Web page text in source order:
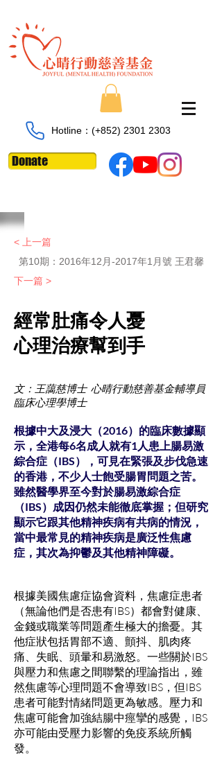
Hotline：​​(+852) 2301 2303
Donate
< 上一篇
第10期： 2016年12月-2017年1月號 王君馨
下一篇 >
經常肚痛令人憂
心理治療幫到手
文：王藹慈博士 心晴行動慈善基金輔導員
臨床心理學博士
根據中大及浸大（2016）的臨床數據顯
示，全港每6名成人就有1人患上腸易激
綜合症（IBS），可見在緊張及步伐急速
的香港，不少人士飽受腸胃問題之苦。
雖然醫學界至今對於腸易激綜合症
（IBS）成因仍然未能徹底掌握；但研究
顯示它跟其他精神疾病有共病的情況，
當中最常見的精神疾病是廣泛性焦慮
症，其次為抑鬱及其他精神障礙。
根據美國焦慮症協會資料，焦慮症患者
（無論他們是否患有IBS）都會對健康、
金錢或職業等問題產生極大的擔憂。其
他症狀包括胃部不適、顫抖、肌肉疼
痛、失眠、頭暈和易激怒。一些關於IBS
與壓力和焦慮之間聯繫的理論指出，雖
然焦慮等心理問題不會導致IBS，但IBS
患者可能對情緒問題更為敏感。壓力和
焦慮可能會加強結腸中痙攣的感覺，IBS
亦可能由受壓力影響的免疫系統所觸
發。